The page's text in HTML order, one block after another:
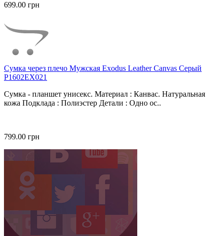
699.00 грн
Сумка через плечо Мужская Exodus Leather Canvas Серый
P1602EX021
Сумка - планшет унисекс. Материал : Канвас. Натуральная
кожа Подклада : Полиэстер Детали : Одно ос..
799.00 грн